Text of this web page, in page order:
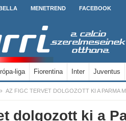
MENETREND FACEBOOK
liga Fiorentina Inter Juventus
AZ FIGC TERVET DOLGOZOTT KI A PARMA
dolgozott ki a